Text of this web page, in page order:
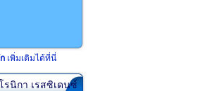
เพิ่มเติมได้ที่นี่
รนิกา เรสซิเดนซ์